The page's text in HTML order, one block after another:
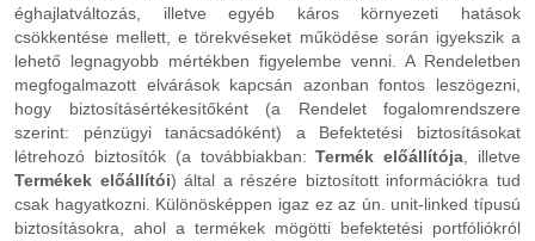
éghajlatváltozás, illetve egyéb káros környezeti hatások
csökkentése mellett, e törekvéseket működése során igyekszik a
lehető legnagyobb mértékben figyelembe venni. A Rendeletben
megfogalmazott elvárások kapcsán azonban fontos leszögezni,
hogy biztosításértékesítőként (a Rendelet fogalomrendszere
szerint: pénzügyi tanácsadóként) a Befektetési biztosításokat
létrehozó biztosítók (a továbbiakban:Termék előállítója , illetve
Termékek előállítói) által a részére biztosított információkra tud
csak hagyatkozni. Különösképpen igaz ez az ún. unit-linked típusú
biztosításokra, ahol a termékek mögötti befektetési portfóliókról